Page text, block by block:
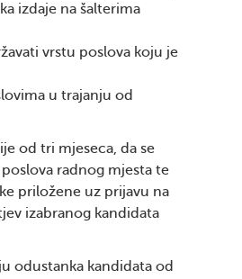
izdaje na šalterima
vrstu poslova koju je
u trajanju od
od tri mjeseca, da se
radnog mjesta te
priložene uz prijavu na
izabranog kandidata
odustanka kandidata od